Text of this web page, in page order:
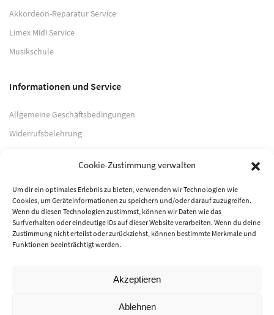
Cookie-Zustimmung verwalten
Um dir ein optimales Erlebnis zu bieten, verwenden wir Technologien wie
Cookies, um Geräteinformationen zu speichern und/oder darauf zuzugreifen.
Wenn du diesen Technologien zustimmst, können wir Daten wie das
Surfverhalten oder eindeutige IDs auf dieser Website verarbeiten. Wenn du deine
Zustimmung nicht erteilst oder zurückziehst, können bestimmte Merkmale und
Funktionen beeinträchtigt werden.
Akzeptieren
Ablehnen
Akkordeon-Reparatur Service
Limex Midi Service
Musikschule
Informationen und Service
Allgemeine Geschäftsbedingungen
Widerrufsbelehrung
Datenschutzerklärung
Zahlungsarten
PayPal